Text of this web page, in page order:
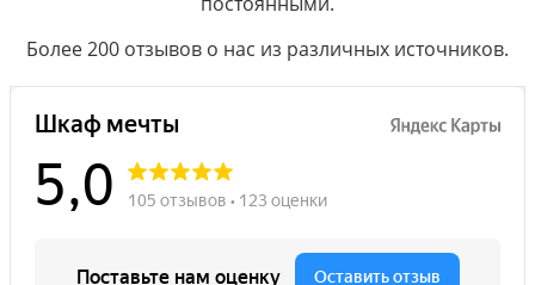
Более 200 отзывов о нас из различных источников.